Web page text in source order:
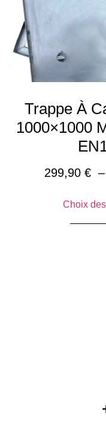
Trappe À
1000×1000
299,90 € –
Choix